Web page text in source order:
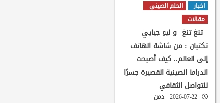
اخبار
الحلم الصيني
مقالات
تنغ تنغ و ليو جيايي
تكتبان : من شاشة الهاتف
إلى العالم.. كيف أصبحت
الدراما الصينية القصيرة جسرًا
للتواصل الثقافي
ادمن